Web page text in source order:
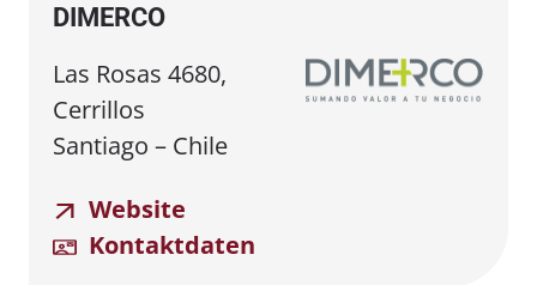
DIMERCO
Las Rosas 4680,
Cerrillos
Santiago – Chile
Website
Kontaktdaten